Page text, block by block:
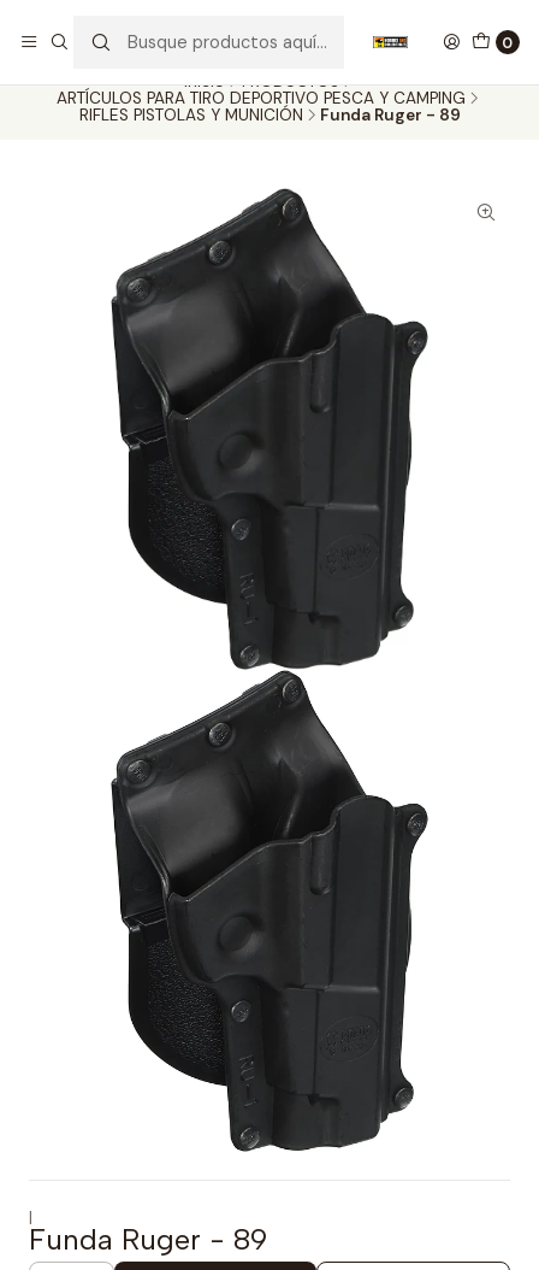
0
Inicio
PRODUCTOS
ARTÍCULOS PARA TIRO DEPORTIVO PESCA Y CAMPING
RIFLES PISTOLAS Y MUNICIÓN
Funda Ruger - 89
|
Funda Ruger - 89